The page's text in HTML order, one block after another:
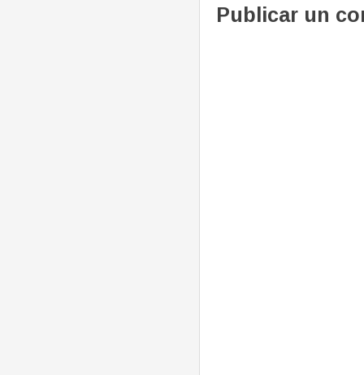
Publicar un